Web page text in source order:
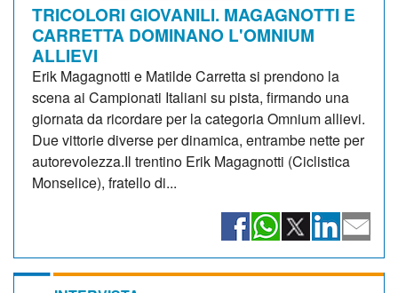
TRICOLORI GIOVANILI. MAGAGNOTTI E
CARRETTA DOMINANO L'OMNIUM
ALLIEVI
Erik Magagnotti e Matilde Carretta si prendono la
scena ai Campionati Italiani su pista, firmando una
giornata da ricordare per la categoria Omnium allievi.
Due vittorie diverse per dinamica, entrambe nette per
autorevolezza.Il trentino Erik Magagnotti (Ciclistica
Monselice), fratello di...